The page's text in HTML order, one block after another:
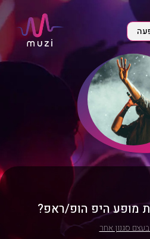
מופע היפ הופ/ראפ?
סגנון אחר